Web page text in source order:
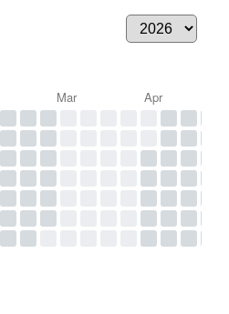
Mar Apr